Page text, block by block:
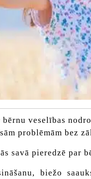
veselības
problēmām bez
savā pieredzē par
biežo